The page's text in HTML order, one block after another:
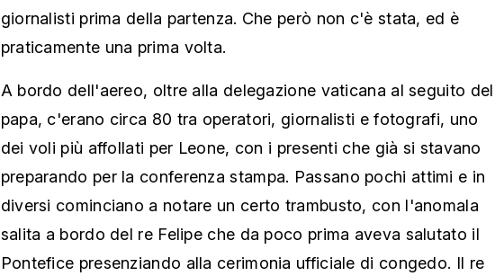
giornalisti prima della partenza. Che però non c'è stata, ed è
praticamente una prima volta.
A bordo dell'aereo, oltre alla delegazione vaticana al seguito del
papa, c'erano circa 80 tra operatori, giornalisti e fotografi, uno
dei voli più affollati per Leone, con i presenti che già si stavano
preparando per la conferenza stampa. Passano pochi attimi e in
diversi cominciano a notare un certo trambusto, con l'anomala
salita a bordo del re Felipe che da poco prima aveva salutato il
Pontefice presenziando alla cerimonia ufficiale di congedo. Il re